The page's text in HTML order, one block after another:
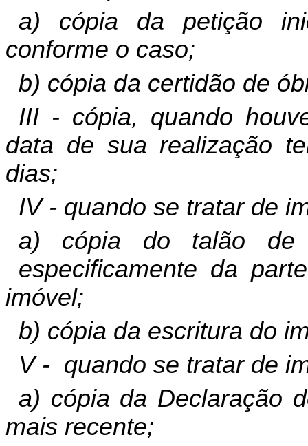
a) cópia da petição
conforme o caso;
b) cópia da certidão de
III - cópia, quando
data de sua realização
dias;
IV - quando se tratar de
a) cópia do talão de
especificamente da
imóvel;
b) cópia da escritura do
V - quando se tratar de
a) cópia da Declaração
mais recente;